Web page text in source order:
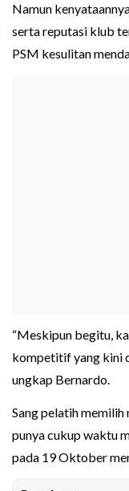
Namun
serta reputasi klub
PSM kesulitan
“Meskipun begitu,
kompetitif yang kini
ungkap Bernardo.
Sang pelatih memilih
punya cukup waktu
pada 19 Oktober